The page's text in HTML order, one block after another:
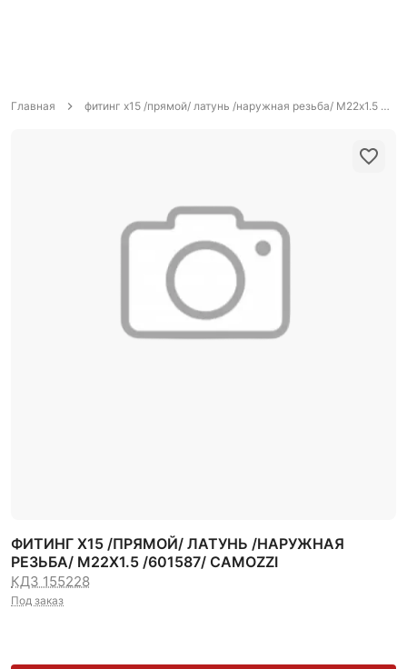
Главная фитинг х15 /прямой/ латунь /наружная резьба/ М22х1.5 /601587/ CAMOZZI
ФИТИНГ Х15 /ПРЯМОЙ/ ЛАТУНЬ /НАРУЖНАЯ
РЕЗЬБА/ М22Х1.5 /601587/ CAMOZZI
КДЗ 155228
Под заказ